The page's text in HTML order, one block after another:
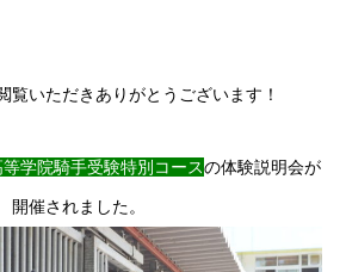
覧いただきありがとうございます！
学院騎手受験特別コースの体験説明会が
開催されました。